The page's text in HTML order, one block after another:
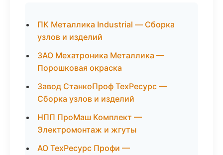
ПК Металлика Industrial — Сборка
узлов и изделий
ЗАО Мехатроника Металлика —
Порошковая окраска
Завод СтанкоПроф ТехРесурс —
Сборка узлов и изделий
НПП ПроМаш Комплект —
Электромонтаж и жгуты
АО ТехРесурс Профи —